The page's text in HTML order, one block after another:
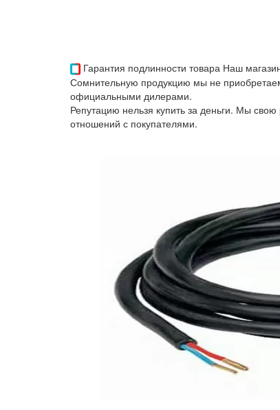
Гарантия подлинности товара Наш
Сомнительную продукцию мы не
официальными дилерами.
Репутацию нельзя купить за деньги. Мы
отношений с покупателями.